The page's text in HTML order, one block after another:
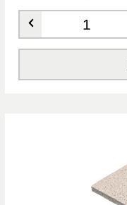
Количество